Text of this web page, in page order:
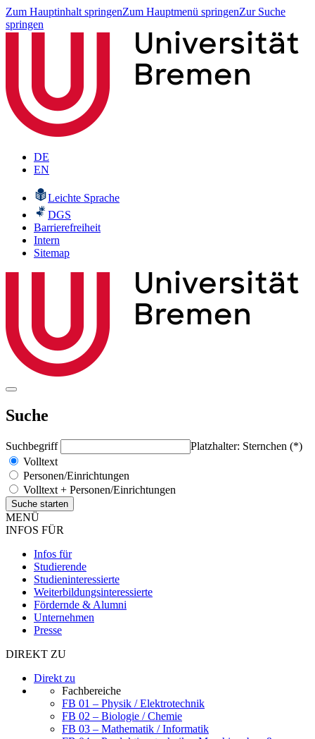
Zum Hauptinhalt springenZum Hauptmenü springenZur Suche
springen
DE
EN
Leichte Sprache
DGS
Barrierefreiheit
Intern
Sitemap
Suche
Suchbegriff
Platzhalter: Sternchen (*)
Volltext
Personen/Einrichtungen
Volltext + Personen/Einrichtungen
MENÜ
INFOS FÜR
Infos für
Studierende
Studieninteressierte
Weiterbildungsinteressierte
Fördernde & Alumni
Unternehmen
Presse
DIREKT ZU
Direkt zu
Fachbereiche
FB 01 – Physik / Elektrotechnik
FB 02 – Biologie / Chemie
FB 03 – Mathematik / Informatik